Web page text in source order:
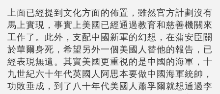
上面已經提到文化方面的佈置，雖然官方計劃沒有
馬上實現，事實上美國已經通過教育和慈善機關來
工作了。此外，支配中國新軍的幻想，在蒲安臣關
於華爾身死，希望另外一個美國人替他的報告，已
經表現無遺。其實美國更重視的是中國的海軍，十
九世紀六十年代英國人阿思本要做中國海軍統帥，
功敗垂成，到了八十年代美國人蕭孚爾就想通過李